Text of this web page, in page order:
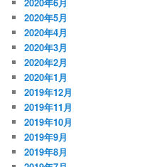
2020年5月
2020年4月
2020年3月
2020年2月
2020年1月
2019年12月
2019年11月
2019年10月
2019年9月
2019年8月